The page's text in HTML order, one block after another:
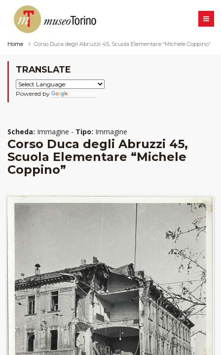
Home Corso Duca degli Abruzzi 45, Scuola Elementare “Michele Coppino”
TRANSLATE
Powered by
Scheda: Immagine - Tipo: Immagine
Corso Duca degli Abruzzi 45,
Scuola Elementare “Michele
Coppino”